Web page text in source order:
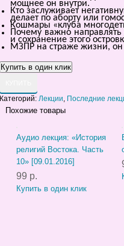
мощнее он внутри.
Кто заслуживает
делает по аборту или
Кошмары «клуба
Почему важно
и сохранение этого
МЗПР на страже жизни, он
Категорий: Лекции, Последние
Похожие товары
Аудио лекция: «История
религий Востока. Часть
10» [09.01.2016]
99 р.
Купить в один клик